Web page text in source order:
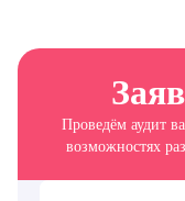
Проведём аудит
возможностях